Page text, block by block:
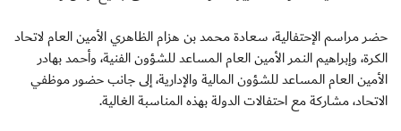
حضر مراسم الإحتفالية، سعادة محمد بن هزام الظاهري الأمين العام لاتحاد
الكرة، وإبراهيم النمر الأمين العام المساعد للشؤون الفنية، وأحمد بهادر
الأمين العام المساعد للشؤون المالية والإدارية، إلى جانب حضور موظفي
الاتحاد، مشاركة مع احتفالات الدولة بهذه المناسبة الغالية.